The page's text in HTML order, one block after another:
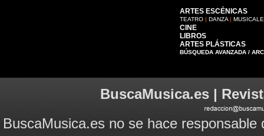
ARTES ESCÉNICAS
TEATRO | DANZA |
CINE
LIBROS
ARTES PLÁSTICAS
BÚSQUEDA AVANZADA /
BuscaMusica.es |
BuscaMusica.es no se hace